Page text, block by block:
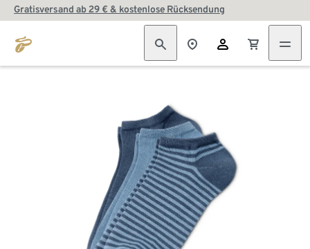
Gratisversand ab 29 € & kostenlose Rücksendung